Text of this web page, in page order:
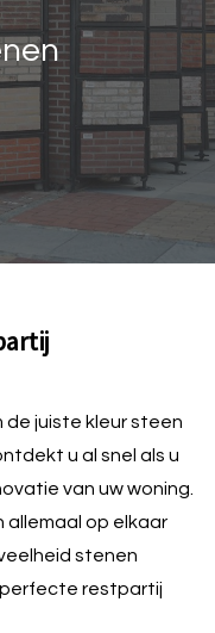
de juiste kleur steen
u al snel als u
van uw woning.
allemaal op elkaar
stenen
perfecte restpartij